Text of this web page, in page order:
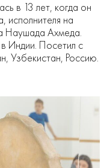
в 13 лет, когда он
исполнителя на
Наушада Ахмеда.
Индии. Посетил с
Узбекистан, Россию.